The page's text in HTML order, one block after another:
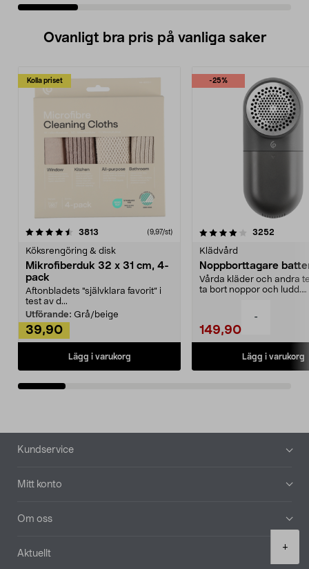
-
+
Ovanligt bra pris på vanliga saker
Kolla priset
3813 (9,97/st)
Köksrengöring & disk
Mikrofiberduk 32 x 31 cm, 4-
pack
Aftonbladets "självklara favorit” i
test av d...
Utförande: Grå/beige
39,90
Lägg i varukorg
-25%
4.0av 5 stjärnor 3252
Klädvård
Noppborttagare
Vårda kläder och andra
ta bort noppor och ludd.
149,90
Lägg i varukorg
4.5av 5 stjärnor
Sidfot
Kundservice
Mitt konto
Om oss
Aktuellt